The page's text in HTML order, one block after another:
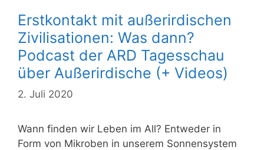
Erstkontakt mit außerirdischen
Zivilisationen: Was dann?
Podcast der ARD Tagesschau
über Außerirdische (+ Videos)
2. Juli 2020
Wann finden wir Leben im All? Entweder in
Form von Mikroben in unserem Sonnensystem